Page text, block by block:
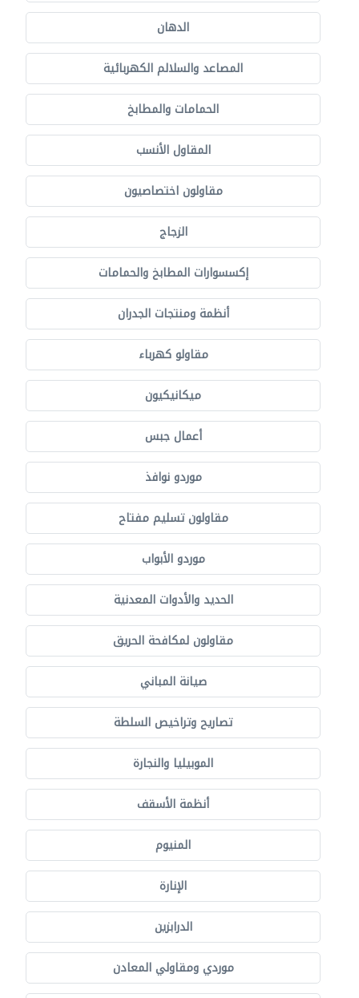
الدهان
المصاعد والسلالم الكهربائية
الحمامات والمطابخ
المقاول الأنسب
مقاولون اختصاصيون
الزجاج
إكسسوارات المطابخ والحمامات
أنظمة ومنتجات الجدران
مقاولو كهرباء
ميكانيكيون
أعمال جبس
موردو نوافذ
مقاولون تسليم مفتاح
موردو الأبواب
الحديد والأدوات المعدنية
مقاولون لمكافحة الحريق
صيانة المباني
تصاريح وتراخيص السلطة
الموبيليا والنجارة
أنظمة الأسقف
المنيوم
الإنارة
الدرابزين
موردي ومقاولي المعادن